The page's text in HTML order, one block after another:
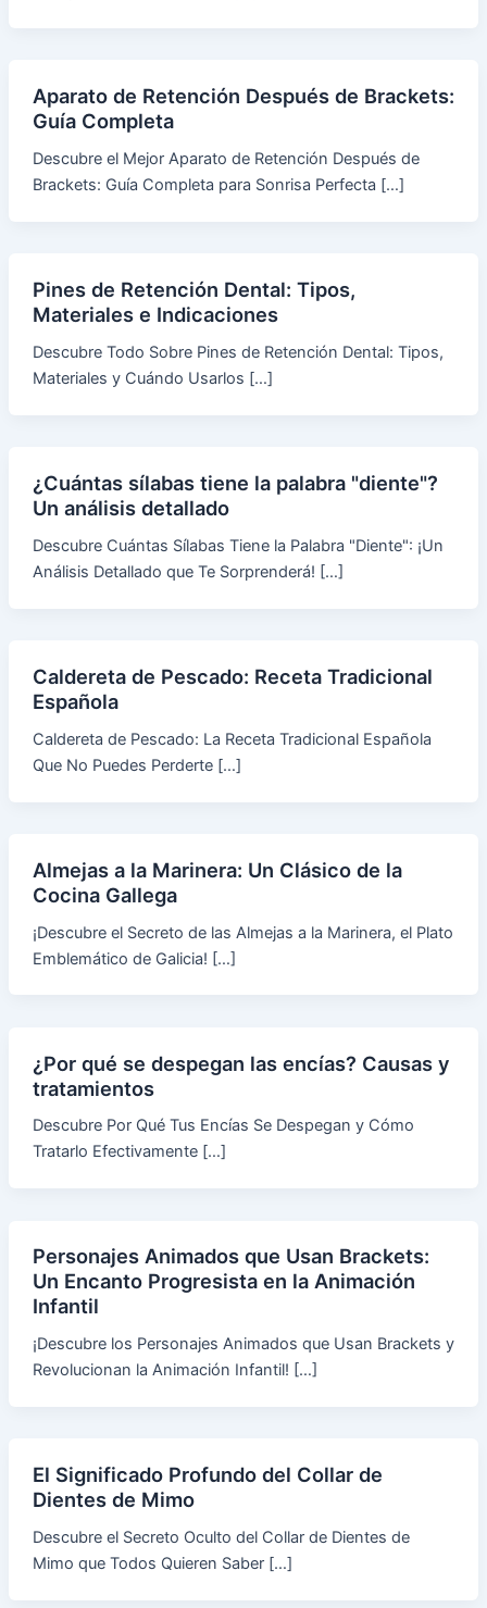
Aparato de Retención Después de Brackets:
Guía Completa
Descubre el Mejor Aparato de Retención Después de
Brackets: Guía Completa para Sonrisa Perfecta […]
Pines de Retención Dental: Tipos,
Materiales e Indicaciones
Descubre Todo Sobre Pines de Retención Dental: Tipos,
Materiales y Cuándo Usarlos […]
¿Cuántas sílabas tiene la palabra "diente"?
Un análisis detallado
Descubre Cuántas Sílabas Tiene la Palabra "Diente": ¡Un
Análisis Detallado que Te Sorprenderá! […]
Caldereta de Pescado: Receta Tradicional
Española
Caldereta de Pescado: La Receta Tradicional Española
Que No Puedes Perderte […]
Almejas a la Marinera: Un Clásico de la
Cocina Gallega
¡Descubre el Secreto de las Almejas a la Marinera, el Plato
Emblemático de Galicia! […]
¿Por qué se despegan las encías? Causas y
tratamientos
Descubre Por Qué Tus Encías Se Despegan y Cómo
Tratarlo Efectivamente […]
Personajes Animados que Usan Brackets:
Un Encanto Progresista en la Animación
Infantil
¡Descubre los Personajes Animados que Usan Brackets y
Revolucionan la Animación Infantil! […]
El Significado Profundo del Collar de
Dientes de Mimo
Descubre el Secreto Oculto del Collar de Dientes de
Mimo que Todos Quieren Saber […]